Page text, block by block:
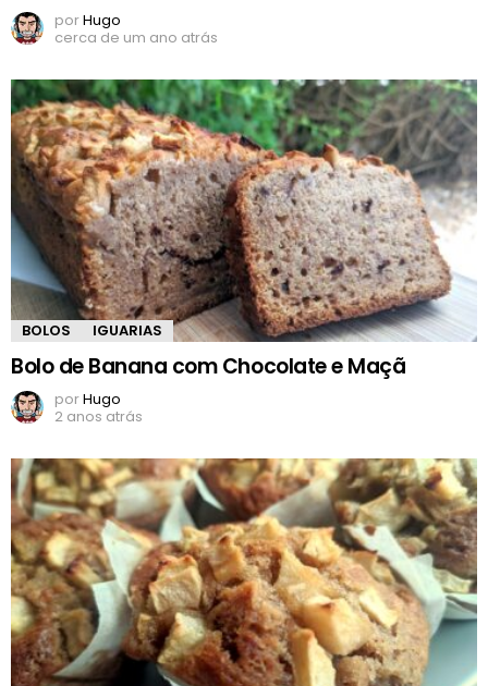
porHugo
cerca de um ano atrás
BOLOS IGUARIAS
Bolo de Banana com Chocolate e Maçã
porHugo
2 anos atrás